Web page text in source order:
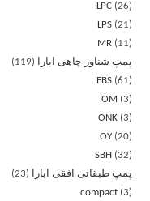
LPC 26
LPS 21
MR
11
پمپ شناور چاهی ابارا
119
EBS 61
OM
3
ONK 3
OY 20
SBH
32
پمپ طبقاتی افقی ابارا
23
compact 3